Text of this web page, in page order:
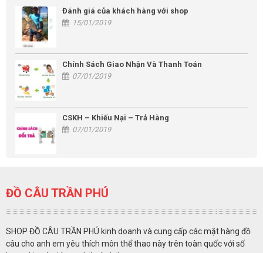
Đánh giá của khách hàng với shop
15/01/2019
Chính Sách Giao Nhận Và Thanh Toán
07/01/2019
CSKH – Khiếu Nại – Trả Hàng
07/01/2019
ĐỒ CÂU TRẦN PHÚ
SHOP ĐỒ CÂU TRẦN PHÚ kinh doanh và cung cấp các mặt hàng đồ
câu cho anh em yêu thích môn thể thao này trên toàn quốc với số